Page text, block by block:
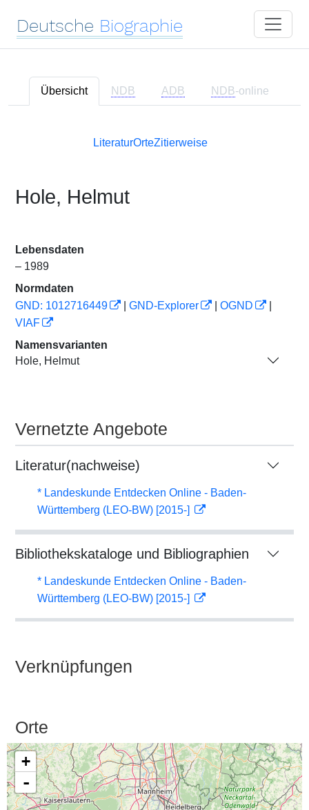
Deutsche Biographie
Übersicht NDB ADB NDB-online
LiteraturOrteZitierweise
Hole, Helmut
Lebensdaten
– 1989
Normdaten
GND: 1012716449
GND-Explorer OGND
VIAF
Namensvarianten
Hole, Helmut
Vernetzte Angebote
Literatur(nachweise)
* Landeskunde Entdecken Online - Baden-
Württemberg (LEO-BW) [2015-]
Bibliothekskataloge und Bibliographien
* Landeskunde Entdecken Online - Baden-
Württemberg (LEO-BW) [2015-]
Verknüpfungen
Orte
+
-